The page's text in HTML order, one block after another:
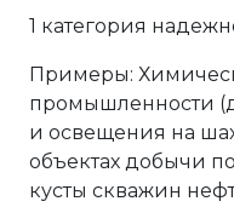
1 категория
Примеры:
промышленности
и освещения на
объектах добычи
кусты скважин